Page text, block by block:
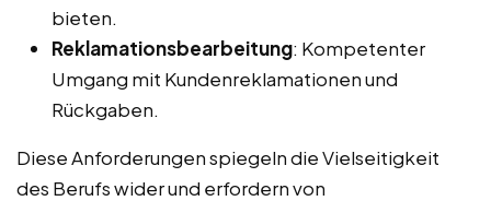
bieten.
Reklamationsbearbeitung: Kompetenter
Umgang mit Kundenreklamationen und
Rückgaben.
Diese Anforderungen spiegeln die Vielseitigkeit
des Berufs wider und erfordern von